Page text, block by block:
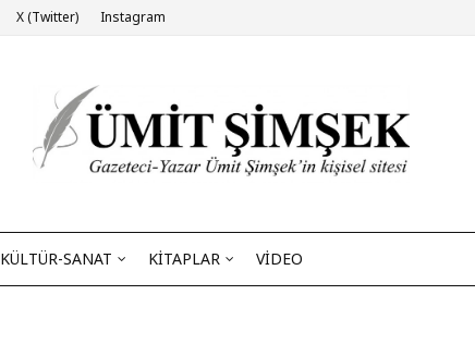
X (Twitter) Instagram
KÜLTÜR-SANAT KİTAPLAR VİDEO